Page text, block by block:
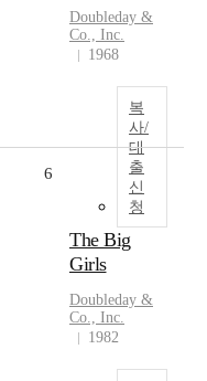
Doubleday &
Co., Inc.
1968
복
사/
대
출
신
청
6
The Big
Girls
Doubleday &
Co., Inc.
1982